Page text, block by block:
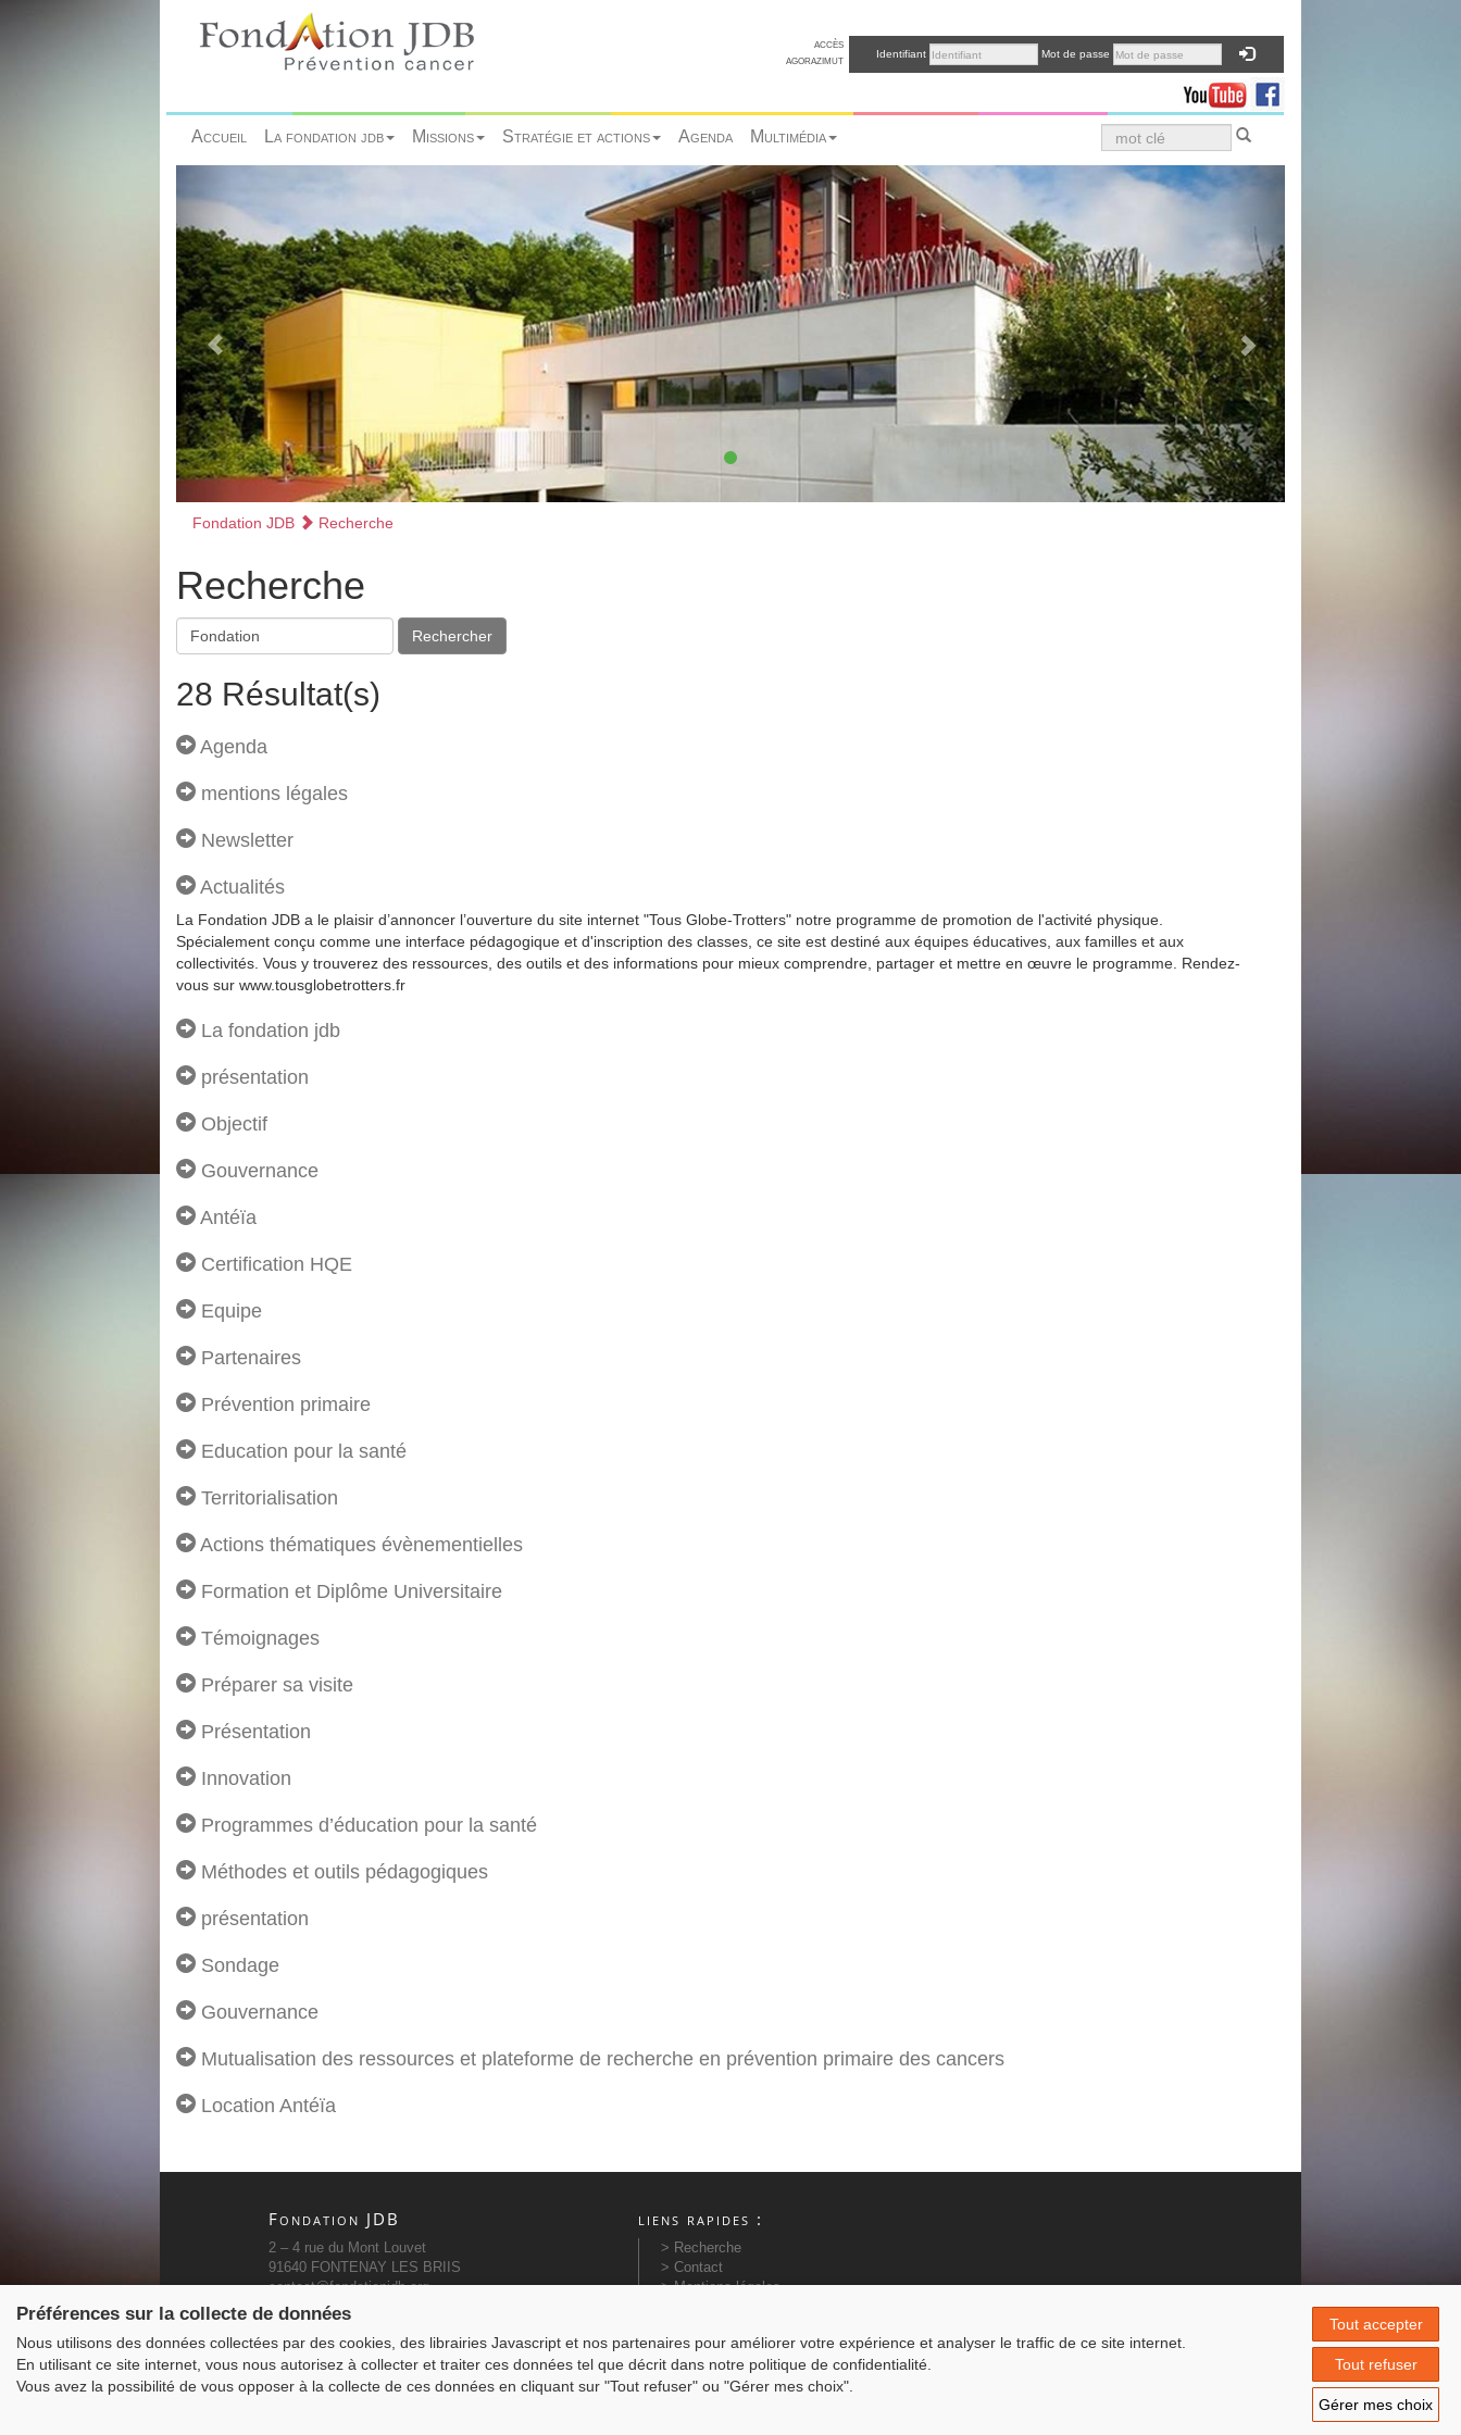
accès
agorazimut
Identifiant Mot de passe
Accueil La fondation jdb Missions Stratégie et actions Agenda Multimédia
Fondation JDB Recherche
Recherche
Rechercher
28 Résultat(s)
Agenda
mentions légales
Newsletter
Actualités
La Fondation JDB a le plaisir d’annoncer l’ouverture du site internet "Tous Globe-Trotters" notre programme de promotion de l'activité physique.
Spécialement conçu comme une interface pédagogique et d'inscription des classes, ce site est destiné aux équipes éducatives, aux familles et aux
collectivités. Vous y trouverez des ressources, des outils et des informations pour mieux comprendre, partager et mettre en œuvre le programme. Rendez-
vous sur www.tousglobetrotters.fr
La fondation jdb
présentation
Objectif
Gouvernance
Antéïa
Certification HQE
Equipe
Partenaires
Prévention primaire
Education pour la santé
Territorialisation
Actions thématiques évènementielles
Formation et Diplôme Universitaire
Témoignages
Préparer sa visite
Présentation
Innovation
Programmes d’éducation pour la santé
Méthodes et outils pédagogiques
présentation
Sondage
Gouvernance
Mutualisation des ressources et plateforme de recherche en prévention primaire des cancers
Location Antéïa
Fondation JDB
2 – 4 rue du Mont Louvet
91640 FONTENAY LES BRIIS
contact@fondationjdb.org
01 60 80 64 60
liens rapides :
> Recherche
> Contact
> Mentions légales
> Actualités
> Partenaires
> Préparer sa visite
Préférences sur la collecte de données
Nous utilisons des données collectées par des cookies, des librairies Javascript et nos partenaires pour améliorer votre expérience et analyser le traffic de ce site internet.
En utilisant ce site internet, vous nous autorisez à collecter et traiter ces données tel que décrit dans notre politique de confidentialité.
Vous avez la possibilité de vous opposer à la collecte de ces données en cliquant sur "Tout refuser" ou "Gérer mes choix".
Tout accepter
Tout refuser
Gérer mes choix